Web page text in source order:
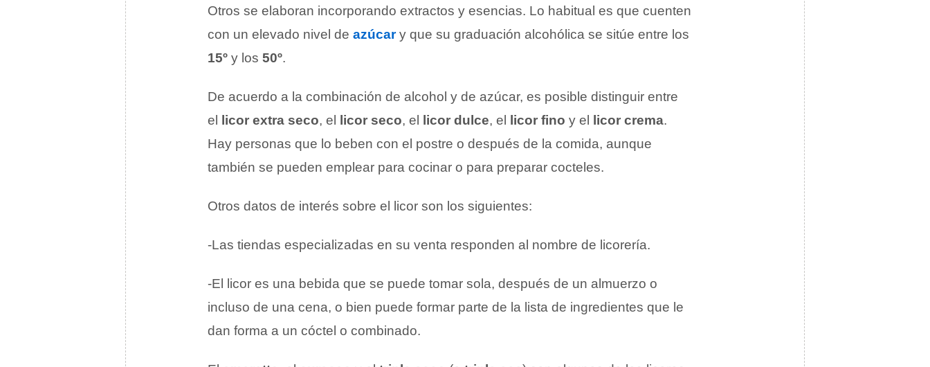
Otros se elaboran incorporando extractos y esencias. Lo habitual es que cuenten
con un elevado nivel de azúcary que su graduación alcohólica se sitúe entre los
15º y los 50º.
De acuerdo a la combinación de alcohol y de azúcar, es posible distinguir entre
el
licor extra seco, el licor seco, el licor dulce, el licor fino y el licor crema.
Hay personas que lo beben con el postre o después de la comida, aunque
también se pueden emplear para cocinar o para preparar cocteles.
Otros datos de interés sobre el licor son los siguientes:
-Las tiendas especializadas en su venta responden al nombre de licorería.
-El licor es una bebida que se puede tomar sola, después de un almuerzo o
incluso de una cena, o bien puede formar parte de la lista de ingredientes que le
dan forma a un cóctel o combinado.